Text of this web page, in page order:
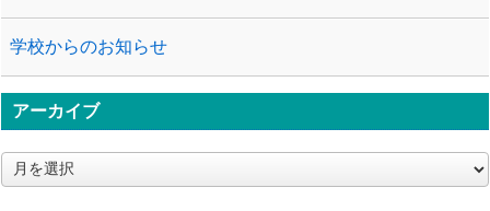
学校からのお知らせ
アーカイブ
ア
ー